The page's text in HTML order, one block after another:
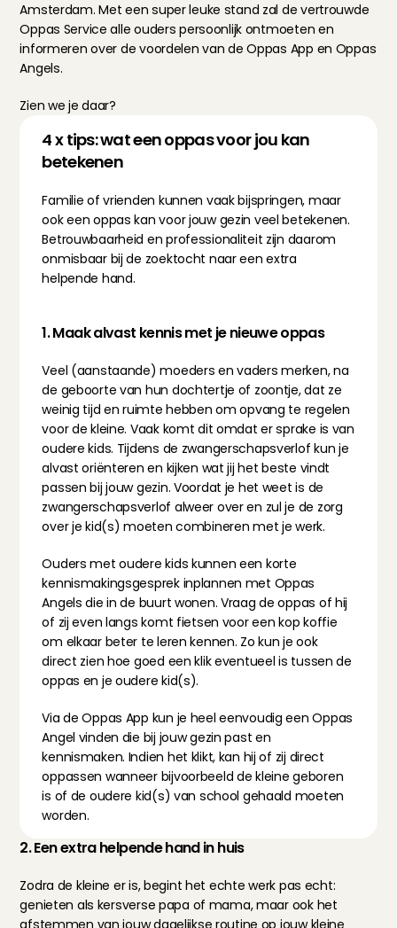
Amsterdam. Met een super leuke stand zal de vertrouwde
Oppas Service alle ouders persoonlijk ontmoeten en
informeren over de voordelen van de Oppas App en Oppas
Angels.
Zien we je daar?
4 x tips: wat een oppas voor jou kan
betekenen
Familie of vrienden kunnen vaak bijspringen, maar
ook een oppas kan voor jouw gezin veel betekenen.
Betrouwbaarheid en professionaliteit zijn daarom
onmisbaar bij de zoektocht naar een extra
helpende hand.
1. Maak alvast kennis met je nieuwe oppas
Veel (aanstaande) moeders en vaders merken, na
de geboorte van hun dochtertje of zoontje, dat ze
weinig tijd en ruimte hebben om opvang te regelen
voor de kleine. Vaak komt dit omdat er sprake is van
oudere kids. Tijdens de zwangerschapsverlof kun je
alvast oriënteren en kijken wat jij het beste vindt
passen bij jouw gezin. Voordat je het weet is de
zwangerschapsverlof alweer over en zul je de zorg
over je kid(s) moeten combineren met je werk.
Ouders met oudere kids kunnen een korte
kennismakingsgesprek inplannen met Oppas
Angels die in de buurt wonen. Vraag de oppas of hij
of zij even langs komt fietsen voor een kop koffie
om elkaar beter te leren kennen. Zo kun je ook
direct zien hoe goed een klik eventueel is tussen de
oppas en je oudere kid(s).
Via de Oppas App kun je heel eenvoudig een Oppas
Angel vinden die bij jouw gezin past en
kennismaken. Indien het klikt, kan hij of zij direct
oppassen wanneer bijvoorbeeld de kleine geboren
is of de oudere kid(s) van school gehaald moeten
worden.
2. Een extra helpende hand in huis
Zodra de kleine er is, begint het echte werk pas echt:
genieten als kersverse papa of mama, maar ook het
afstemmen van jouw dagelijkse routine op jouw kleine